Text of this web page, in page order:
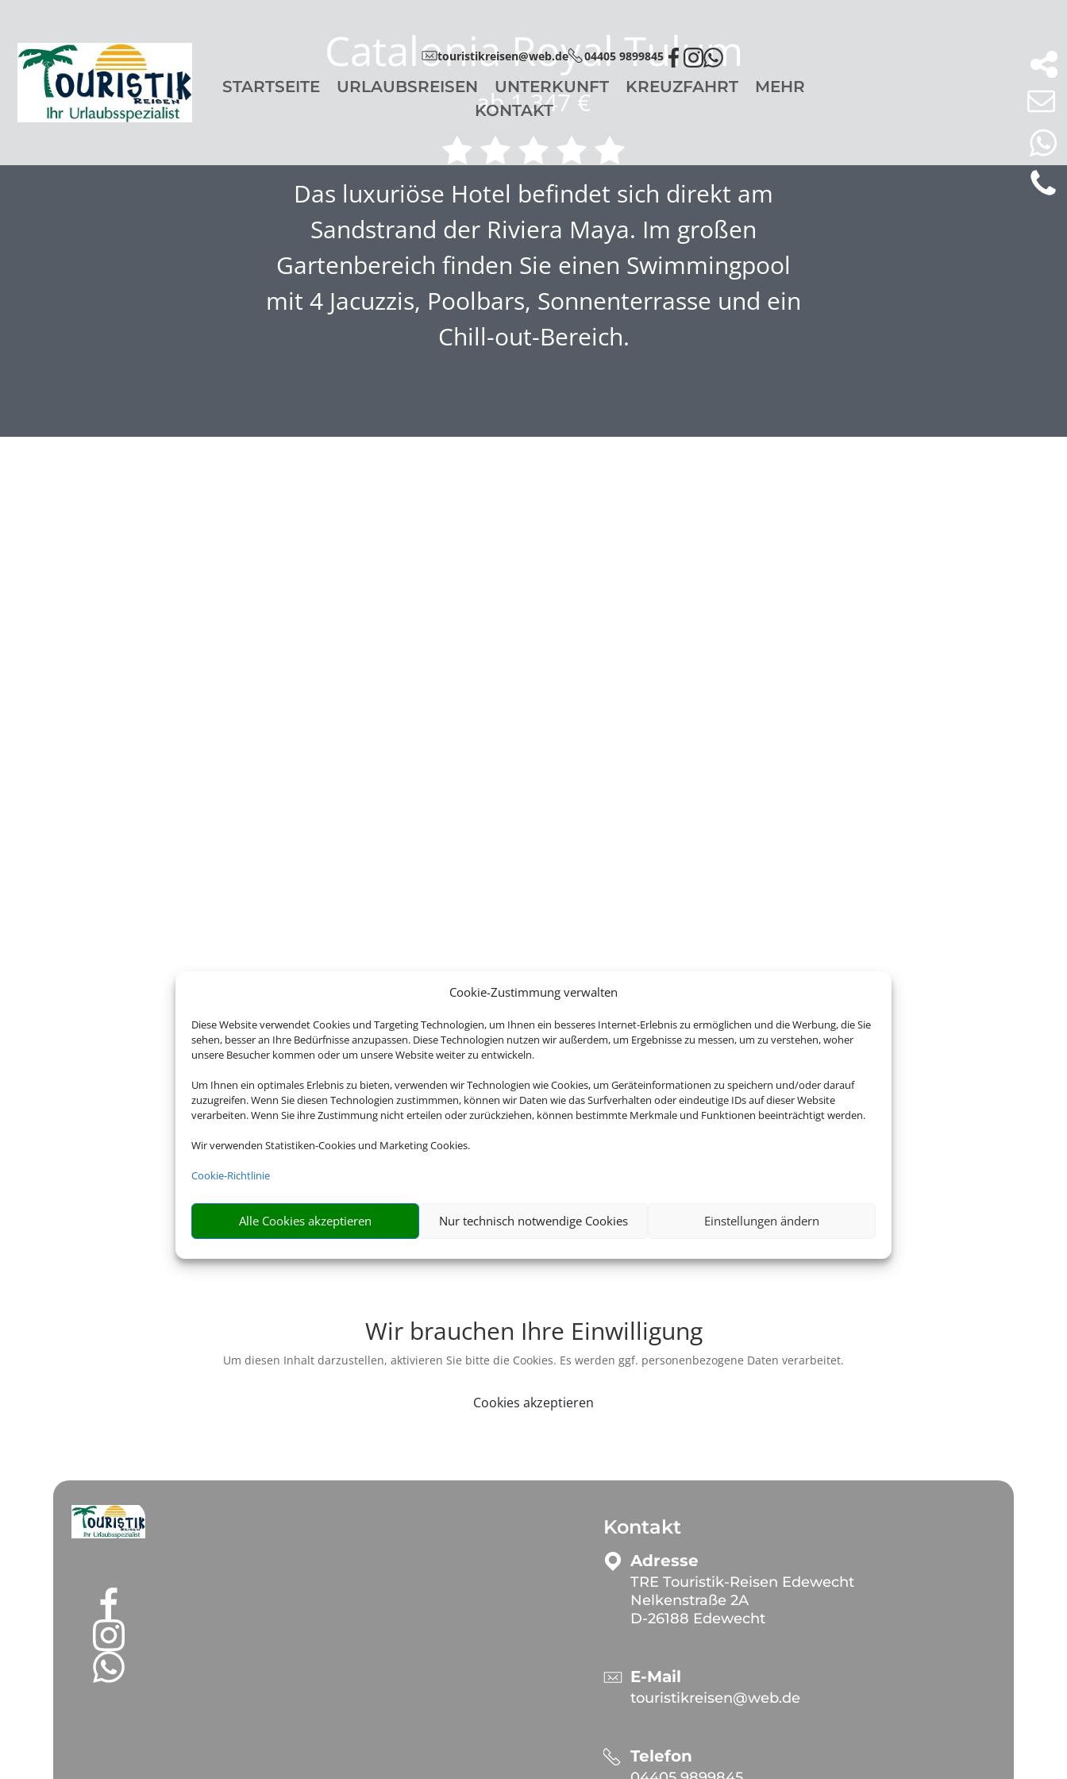
Cookie-Zustimmung verwalten
Diese Website verwendet Cookies und Targeting Technologien, um Ihnen ein besseres Internet-Erlebnis zu ermöglichen und die Werbung, die Sie
sehen, besser an Ihre Bedürfnisse anzupassen. Diese Technologien nutzen wir außerdem, um Ergebnisse zu messen, um zu verstehen, woher
unsere Besucher kommen oder um unsere Website weiter zu entwickeln.
Um Ihnen ein optimales Erlebnis zu bieten, verwenden wir Technologien wie Cookies, um Geräteinformationen zu speichern und/oder darauf
zuzugreifen. Wenn Sie diesen Technologien zustimmmen, können wir Daten wie das Surfverhalten oder eindeutige IDs auf dieser Website
verarbeiten. Wenn Sie ihre Zustimmung nicht erteilen oder zurückziehen, können bestimmte Merkmale und Funktionen beeinträchtigt werden.
Wir verwenden Statistiken-Cookies und Marketing Cookies.
Cookie-Richtlinie
Alle Cookies akzeptieren Nur technisch notwendige Cookies Einstellungen ändern
touristikreisen@web.de 04405 9899845
STARTSEITE URLAUBSREISEN UNTERKUNFT KREUZFAHRT
MEHR
KONTAKT
Catalonia Royal Tulum
ab 1.347 €
Das luxuriöse Hotel befindet sich direkt am
Sandstrand der Riviera Maya. Im großen
Gartenbereich finden Sie einen Swimmingpool
mit 4 Jacuzzis, Poolbars, Sonnenterrasse und ein
Chill-out-Bereich.
Wir brauchen Ihre Einwilligung
Um diesen Inhalt darzustellen, aktivieren Sie bitte die Cookies. Es werden ggf. personenbezogene Daten verarbeitet.
Cookies akzeptieren
Kontakt
Adresse
TRE Touristik-Reisen Edewecht
Nelkenstraße 2A
D-26188 Edewecht
E-Mail
touristikreisen@web.de
Telefon